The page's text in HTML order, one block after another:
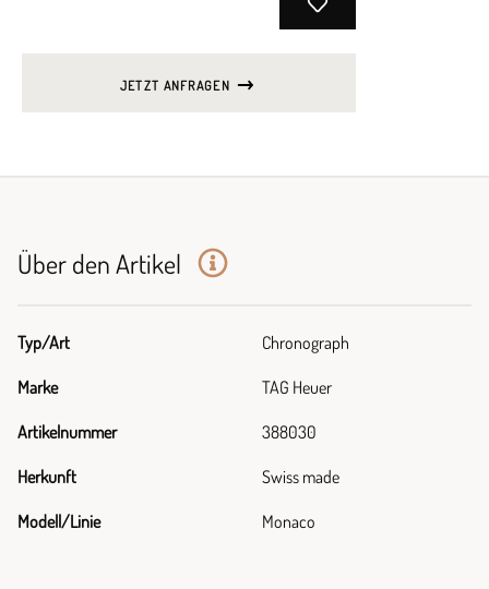
JETZT ANFRAGEN
Über den Artikel
Typ/Art Chronograph
Marke TAG Heuer
Artikelnummer 388030
Herkunft Swiss made
Modell/Linie Monaco